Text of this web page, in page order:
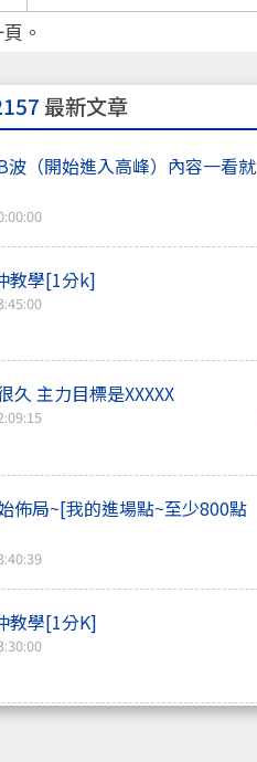
。
最新文章
波（開始進入高峰）內容一看就
教學[1分k]
久 主力目標是XXXXX
佈局~[我的進場點~至少800點
教學[1分K]